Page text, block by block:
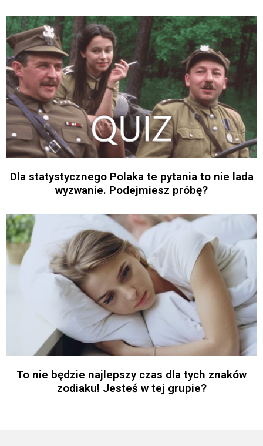
Dla statystycznego Polaka te pytania to nie lada
wyzwanie. Podejmiesz próbę?
To nie będzie najlepszy czas dla tych znaków
zodiaku! Jesteś w tej grupie?